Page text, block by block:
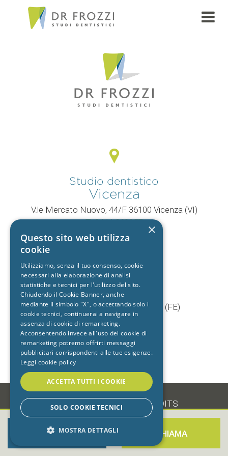
Studio dentistico
Vicenza
V.le Mercato Nuovo, 44/F 36100 Vicenza (VI)
T.0444 960057
+39 392 9402704
Studio dentistico
Cento
Via Baruffaldi, 5/1 44042 Cento (FE)
T.051 903603
+39 333 7722725
•PRIVACY•COOKIE CREDITS
PRENOTA ORA CHIAMA
×
Questo sito web utilizza
cookie
Utilizziamo, senza il tuo consenso, cookie
necessari alla elaborazione di analisi
statistiche e tecnici per l'utilizzo del sito.
Chiudendo il Cookie Banner, anche
mediante il simbolo "X", o accettando solo i
cookie tecnici, continuerai a navigare in
assenza di cookie di remarketing.
Acconsentendo invece all'uso dei cookie di
remarketing potremo offrirti messaggi
pubblicitari corrispondenti alle tue esigenze.
Leggi cookie policy
ACCETTA TUTTI I COOKIE
SOLO COOKIE TECNICI
MOSTRA DETTAGLI
STRETTAMENTE NECESSARI